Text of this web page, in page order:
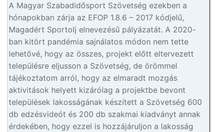
A Magyar Szabadidősport Szövetség ezekben a
hónapokban zárja az EFOP 1.8.6 – 2017 kódjelű,
Magadért Sportolj elnevezésű pályázatát. A 2020-
ban kitört pandémia sajnálatos módon nem tette
lehetővé, hogy az összes, projekt előtt eltervezett
településre eljusson a Szövetség, de örömmel
tájékoztatom arról, hogy az elmaradt mozgás
aktivitások helyett kizárólag a projektbe bevont
települések lakosságának készített a Szövetség 600
db edzésvideót és 200 db szakmai kiadványt annak
érdekében, hogy ezzel is hozzájáruljon a lakosság